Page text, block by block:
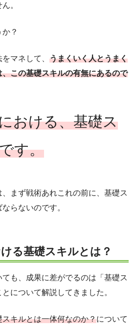
。
？
マネして、 うまくいく人とうまく
この基礎スキルの有無にあるので
おける、基礎ス
す。
まず戦術あれこれの前に、基礎ス
らないのです。
る基礎スキルとは？
も、成果に差がでるのは「基礎ス
について解説してきました。
スキルとは一体何なのか？について